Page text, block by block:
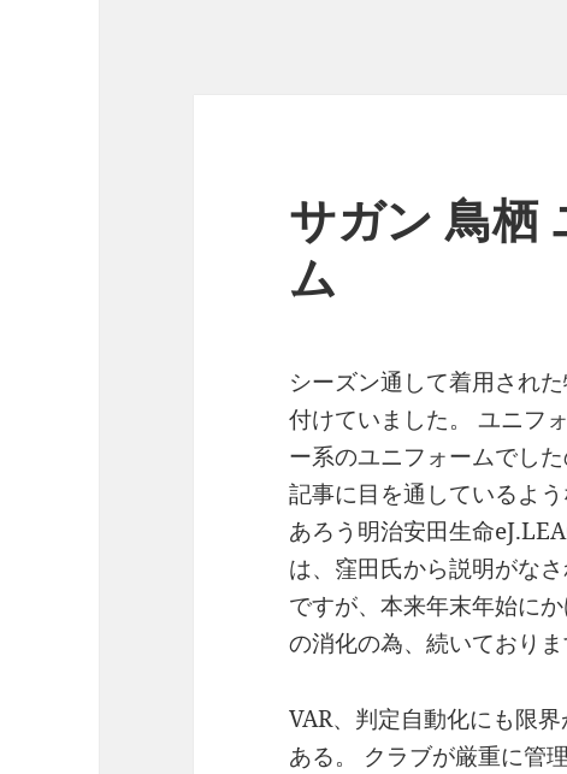
サガン 鳥栖
ム
シーズン通して着用され
付けていました。 ユニフ
ー系のユニフォームでし
記事に目を通しているよ
あろう明治安田生命
は、窪田氏から説明がな
ですが、本来年末年始に
の消化の為、続いておりま
VAR、判定自動化にも限界
ある。 クラブが厳重に管